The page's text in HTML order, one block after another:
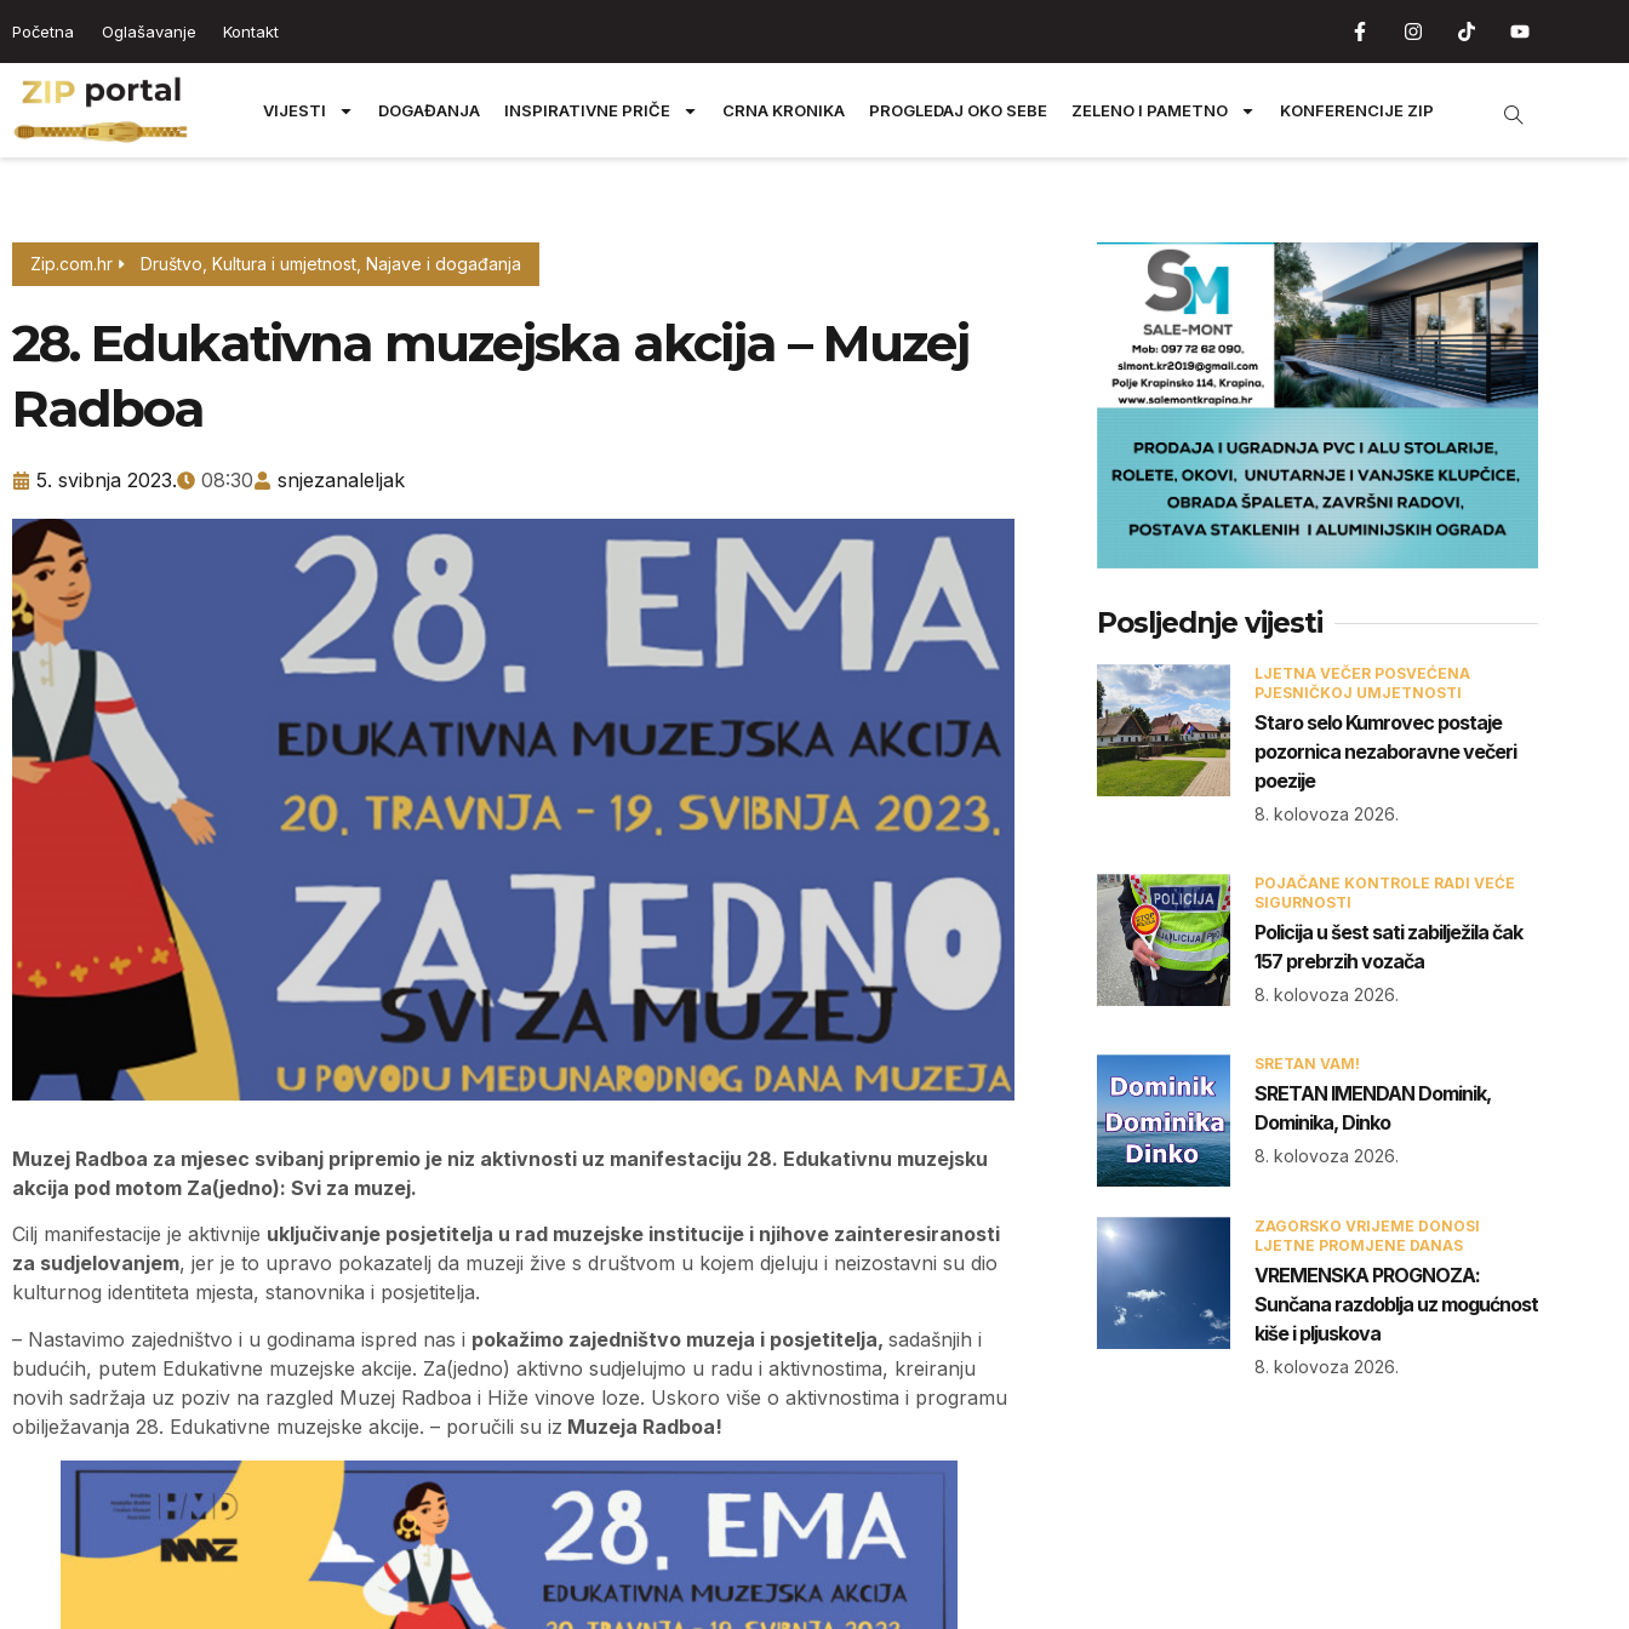
Početna Oglašavanje Kontakt
VIJESTI DOGAĐANJA INSPIRATIVNE PRIČE CRNA KRONIKA PROGLEDAJ OKO SEBE ZELENO I PAMETNO KONFERENCIJE ZIP
Zip.com.hr Društvo Kultura i umjetnost, Najave i događanja
28. Edukativna muzejska akcija – Muzej
Radboa
5. svibnja 2023. 08:30 snjezanaleljak
Muzej Radboa za mjesec svibanj pripremio je niz aktivnosti uz manifestaciju 28. Edukativnu muzejsku
akcija pod motom Za(jedno): Svi za muzej.
Cilj manifestacije je aktivnije uključivanje posjetitelja u rad muzejske institucije i njihove zainteresiranosti
za sudjelovanjem, jer je to upravo pokazatelj da muzeji žive s društvom u kojem djeluju i neizostavni su dio
kulturnog identiteta mjesta, stanovnika i posjetitelja.
– Nastavimo zajedništvo i u godinama ispred nas i pokažimo zajedništvo muzeja i posjetitelja, sadašnjih i
budućih, putem Edukativne muzejske akcije. Za(jedno) aktivno sudjelujmo u radu i aktivnostima, kreiranju
novih sadržaja uz poziv na razgled Muzej Radboa i Hiže vinove loze. Uskoro više o aktivnostima i programu
obilježavanja 28. Edukativne muzejske akcije. – poručili su iz Muzeja Radboa!
Posljednje vijesti
LJETNA VEČER POSVEĆENA
PJESNIČKOJ UMJETNOSTI
Staro selo Kumrovec postaje
pozornica nezaboravne večeri
poezije
8. kolovoza 2026.
POJAČANE KONTROLE RADI VEĆE
SIGURNOSTI
Policija u šest sati zabilježila čak
157 prebrzih vozača
8. kolovoza 2026.
SRETAN VAM!
SRETAN IMENDAN Dominik,
Dominika, Dinko
8. kolovoza 2026.
ZAGORSKO VRIJEME DONOSI
LJETNE PROMJENE DANAS
VREMENSKA PROGNOZA:
Sunčana razdoblja uz mogućnost
kiše i pljuskova
8. kolovoza 2026.